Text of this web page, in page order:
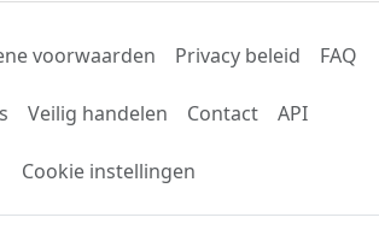
voorwaarden Privacy beleid FAQ
Veilig handelen Contact API
Cookie instellingen